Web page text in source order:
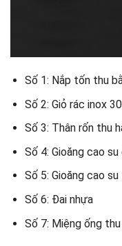
Số 1: Nắp tốn thu
Số 2: Giỏ rác inox
Số 3: Thân rốn thu
Số 4: Gioăng cao
Số 5: Gioăng cao
Số 6: Đai nhựa
Số 7: Miệng ống